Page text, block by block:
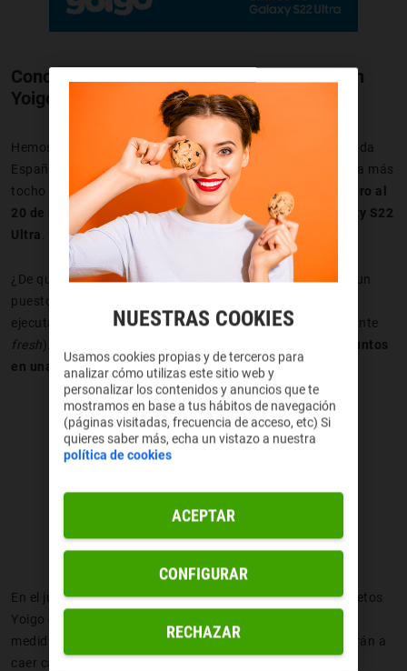
Concurso de Samsung Galaxy S22 Ultra con
Yoigo: ¿cómo?
Hemos seleccionado6 tiendas de Yoigo
repartidas por toda
España para hacer el campeonato de Realidad Aumentada más
tocho del año. Si te pasas por una de ellas del25 de febrero al
20 de marzo, podrás jugar para ganar un
Samsung Galaxy S22
Ultra
¿De qué va exactamente la vaina? En tienda encontrarás un
puesto de juego con el móvil del concurso preparado para
ejecutar su
Realidad Aumentada (sí, sí, tiene y está bastante
fresh). El objetivo es que consiga
s el mayor número de puntos
en una sola participación
En el juego irás viendo aparecer por pantalla distintos objetos
Yoigo que tendrás que destruir disparando. Ojo, porque a
medida que vaya pasando el tiempo los objetos comenzarán a
caer cada vez más deprisa.
NUESTRAS COOKIES
Usamos cookies propias y de terceros para
analizar cómo utilizas este sitio web y
personalizar los contenidos y anuncios que te
mostramos en base a tus hábitos de navegación
(páginas visitadas, frecuencia de acceso, etc) Si
quieres saber más, echa un vistazo a nuestra
política de cookies
RECHAZAR
ACEPTAR
CONFIGURAR